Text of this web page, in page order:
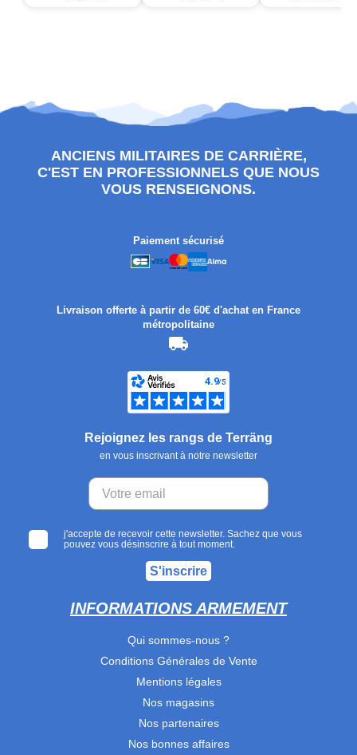
ANCIENS MILITAIRES DE CARRIÈRE,
C'EST EN PROFESSIONNELS QUE NOUS
VOUS RENSEIGNONS.
Paiement sécurisé
Livraison offerte à partir de 60€ d'achat en France
métropolitaine
Rejoignez les rangs de Terräng
en vous inscrivant à notre newsletter
j'accepte de recevoir cette newsletter. Sachez que vous
pouvez vous désinscrire à tout moment.
S'inscrire
INFORMATIONS ARMEMENT
Qui sommes-nous ?
Conditions Générales de Vente
Mentions légales
Nos magasins
Nos partenaires
Nos bonnes affaires